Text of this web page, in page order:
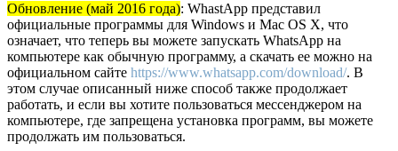
Обновление (май 2016 года): WhastApp представил
официальные программы для Windows и Mac OS X, что
означает, что теперь вы можете запускать WhatsApp на
компьютере как обычную программу, а скачать ее можно на
официальном сайте https://www.whatsapp.com/download/. В
этом случае описанный ниже способ также продолжает
работать, и если вы хотите пользоваться мессенджером на
компьютере, где запрещена установка программ, вы можете
продолжать им пользоваться.